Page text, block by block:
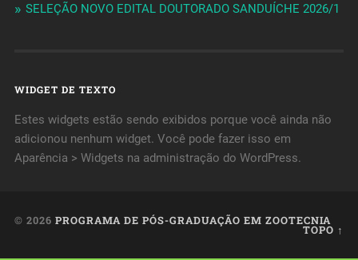
SELEÇÃO NOVO EDITAL DOUTORADO SANDUÍCHE 2026/1
WIDGET DE TEXTO
Estes widgets estão sendo exibidos porque você ainda não
adicionou nenhum widget. Você pode fazer isso em
Aparência > Widgets na administração do WordPress.
© 2026 PROGRAMA DE PÓS-GRADUAÇÃO EM ZOOTECNIA
TOPO ↑